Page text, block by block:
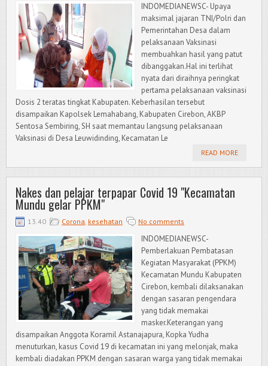
INDOMEDIANEWSC- Upaya
maksimal jajaran TNI/Polri dan
Pemerintahan Desa dalam
pelaksanaan Vaksinasi
membuahkan hasil yang patut
dibanggakan.Hal ini terlihat
nyata dari diraihnya peringkat
pertama pelaksanaan vaksinasi
Dosis 2 teratas tingkat Kabupaten. Keberhasilan tersebut
disampaikan Kapolsek Lemahabang, Kabupaten Cirebon, AKBP
Sentosa Sembiring, SH saat memantau langsung pelaksanaan
Vaksinasi di Desa Leuwidinding, Kecamatan Le
READ MORE
Nakes dan pelajar terpapar Covid 19 "Kecamatan
Mundu gelar PPKM"
13.40 Corona kesehatan No comments
INDOMEDIANEWSC-
Pemberlakuan Pembatasan
Kegiatan Masyarakat (PPKM)
Kecamatan Mundu Kabupaten
Cirebon, kembali dilaksanakan
dengan sasaran pengendara
yang tidak memakai
masker.Keterangan yang
disampaikan Anggota Koramil Astanajapura, Kopka Yudha
menuturkan, kasus Covid 19 di kecamatan ini yang melonjak, maka
kembali diadakan PPKM dengan sasaran warga yang tidak memakai